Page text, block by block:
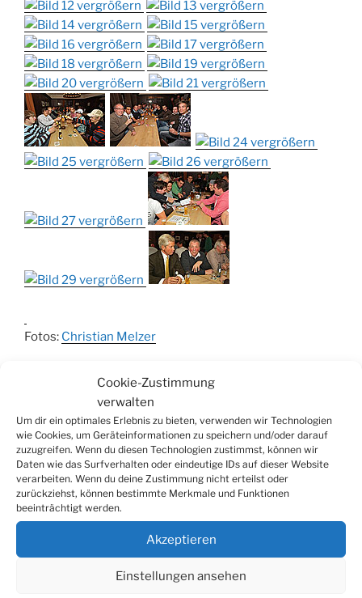
Cookie-Zustimmung
verwalten
Um dir ein optimales Erlebnis zu bieten, verwenden wir Technologien
wie Cookies, um Geräteinformationen zu speichern und/oder darauf
zuzugreifen. Wenn du diesen Technologien zustimmst, können wir
Daten wie das Surfverhalten oder eindeutige IDs auf dieser Website
verarbeiten. Wenn du deine Zustimmung nicht erteilst oder
zurückziehst, können bestimmte Merkmale und Funktionen
beeinträchtigt werden.
Akzeptieren
Einstellungen ansehen
Fotos: Christian Melzer
Beitrag teilen:
KATEGORIEN
AKTUELLES ,BILDERSERIEN,
VERANSTALTUNGSBERICHTE
Schreibe einen Kommentar